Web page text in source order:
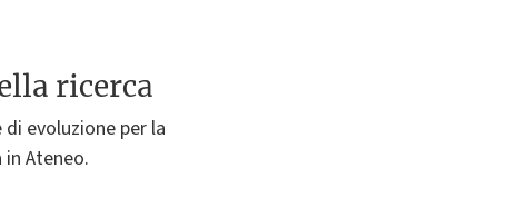
ricerca
evoluzione per la
Ateneo.